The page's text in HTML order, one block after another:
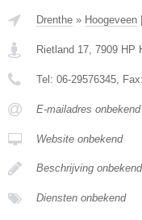
Drenthe » Hoogeveen
Rietland 17, 7909 HP
Tel: 06-29576345, Fax:
E-mailadres onbekend
Website onbekend
Beschrijving onbekend
Diensten onbekend